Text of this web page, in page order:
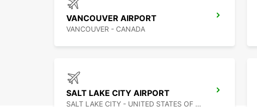
VANCOUVER AIRPORT
VANCOUVER - CANADA
SALT LAKE CITY AIRPORT
SALT LAKE CITY - UNITED STATES OF AMERICA